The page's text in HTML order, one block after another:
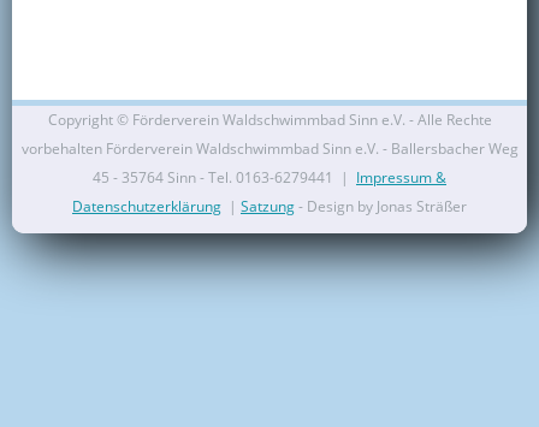
Copyright © Förderverein Waldschwimmbad Sinn e.V. - Alle Rechte
vorbehalten Förderverein Waldschwimmbad Sinn e.V. - Ballersbacher Weg
45 - 35764 Sinn - Tel. 0163-6279441 | Impressum &
Datenschutzerklärung | Satzung- Design by Jonas Sträßer